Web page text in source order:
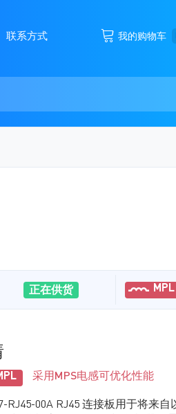
联系方式 我的购物车
正在供货 MPL
采用MPS电感可优化性能
RJ45-00A RJ45 连接板用于将来